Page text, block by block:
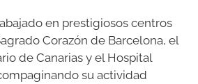
en prestigiosos centros
Corazón de Barcelona, el
de Canarias y el Hospital
su actividad